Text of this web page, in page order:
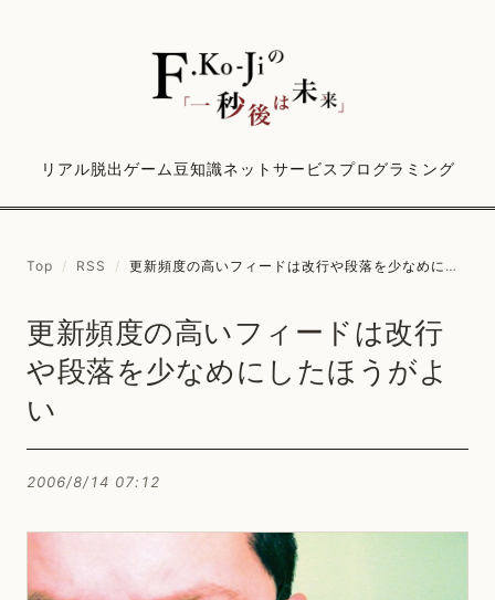
リアル脱出ゲーム豆知識ネットサービス プログラミング
Top / RSS / 更新頻度の高いフィードは改行や段落を少なめにしたほうがよい
更新頻度の高いフィードは改行
や段落を少なめにしたほうがよ
い
2006/8/14 07:12